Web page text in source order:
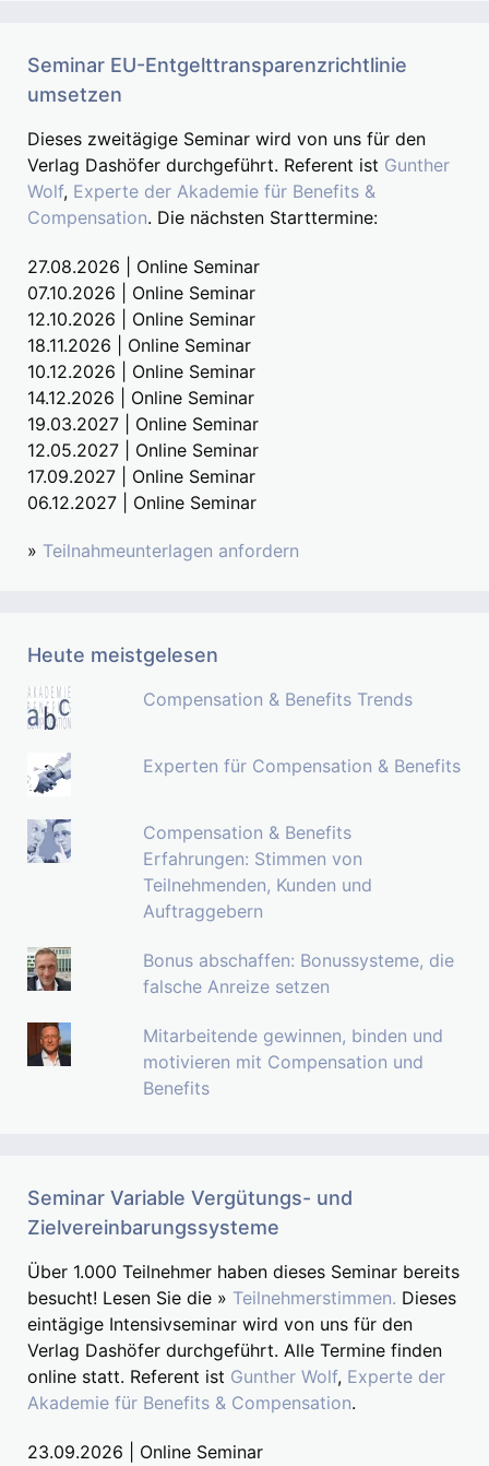
Seminar EU-Entgelttransparenzrichtlinie
umsetzen
Dieses zweitägige Seminar wird von uns für den
Verlag Dashöfer durchgeführt. Referent ist Gunther
Wolf, Experte der Akademie für Benefits &
Compensation. Die nächsten Starttermine:
27.08.2026 | Online Seminar
07.10.2026 | Online Seminar
12.10.2026 | Online Seminar
18.11.2026 | Online Seminar
10.12.2026 | Online Seminar
14.12.2026 | Online Seminar
19.03.2027 | Online Seminar
12.05.2027 | Online Seminar
17.09.2027 | Online Seminar
06.12.2027 | Online Seminar
» Teilnahmeunterlagen anfordern
Heute meistgelesen
Compensation & Benefits Trends
Experten für Compensation & Benefits
Compensation & Benefits
Erfahrungen: Stimmen von
Teilnehmenden, Kunden und
Auftraggebern
Bonus abschaffen: Bonussysteme, die
falsche Anreize setzen
Mitarbeitende gewinnen, binden und
motivieren mit Compensation und
Benefits
Seminar Variable Vergütungs- und
Zielvereinbarungssysteme
Über 1.000 Teilnehmer haben dieses Seminar bereits
besucht! Lesen Sie die » Teilnehmerstimmen. Dieses
eintägige Intensivseminar wird von uns für den
Verlag Dashöfer durchgeführt. Alle Termine finden
online statt. Referent ist Gunther Wolf, Experte der
Akademie für Benefits & Compensation.
23.09.2026 | Online Seminar